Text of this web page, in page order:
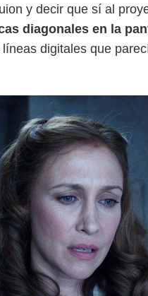
y decir que sí al
diagonales en la
digitales que